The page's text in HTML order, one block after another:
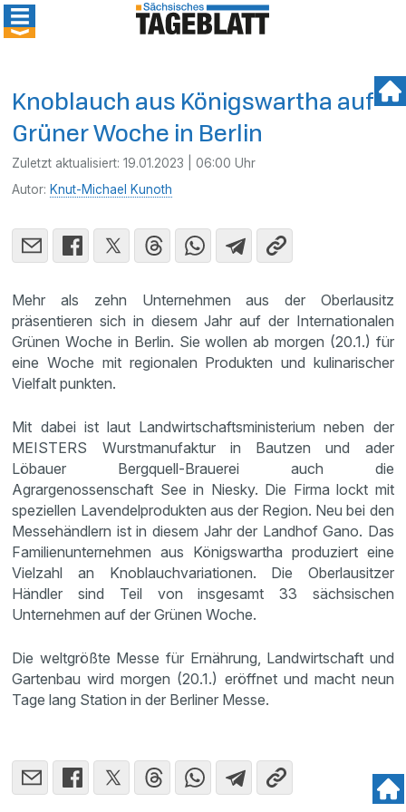
Knoblauch aus Königswartha auf
Grüner Woche in Berlin
Zuletzt aktualisiert:19.01.2023 | 06:00 Uhr
Autor: Knut-Michael Kunoth
Mehr als zehn Unternehmen aus der Oberlausitz
präsentieren sich in diesem Jahr auf der Internationalen
Grünen Woche in Berlin. Sie wollen ab morgen (20.1.) für
eine Woche mit regionalen Produkten und kulinarischer
Vielfalt punkten.
Mit dabei ist laut Landwirtschaftsministerium neben der
MEISTERS Wurstmanufaktur in Bautzen und ader
Löbauer Bergquell-Brauerei auch die
Agrargenossenschaft See in Niesky. Die Firma lockt mit
speziellen Lavendelprodukten aus der Region. Neu bei den
Messehändlern ist in diesem Jahr der Landhof Gano. Das
Familienunternehmen aus Königswartha produziert eine
Vielzahl an Knoblauchvariationen. Die Oberlausitzer
Händler sind Teil von insgesamt 33 sächsischen
Unternehmen auf der Grünen Woche.
Die weltgrößte Messe für Ernährung, Landwirtschaft und
Gartenbau wird morgen (20.1.) eröffnet und macht neun
Tage lang Station in der Berliner Messe.